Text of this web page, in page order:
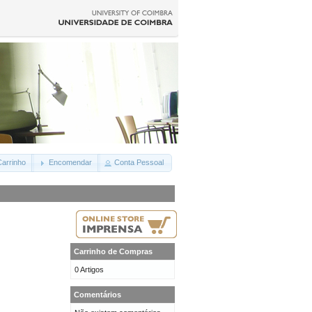
Encomendar Conta Pessoal
Carrinho de Compras
0 Artigos
Comentários